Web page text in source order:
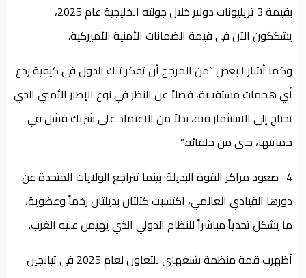
بقيمة 3 تريليونات دولار خلال جولته الخليجية عام 2025،
يشككون الآن في قيمة الضمانات الأمنية الأميركية.
وكما أشار البعض ”من المرجح أن تفكر تلك الدول في كيفية ردع
أي هجمات مستقبلية، فضلاً عن النظر في نوع الإطار الأمني الذي
تحتاج إلى الاستثمار فيه، بدلاً من الاعتماد على شريك فشل في
حمايتها، حتى من حلفائه.”
4- صعود مراكز القوة البديلة: بينما تتراجع الولايات المتحدة عن
دورها القيادي العالمي، اكتسبت كتلتان بديلتان زخماً وعضوية،
ما يشكل تحدياً مباشراً للنظام الدولي الذي يهيمن عليه الغرب.
أظهرت قمة منظمة شنغهاي للتعاون لعام 2025 في تيانجين